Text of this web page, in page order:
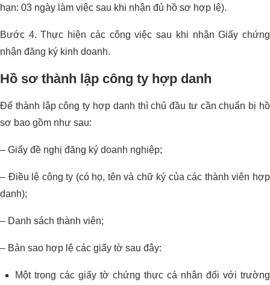
hạn: 03 ngày làm việc sau khi nhận đủ hồ sơ hợp lệ).
Bước 4. Thực hiện các công việc sau khi nhận Giấy chứng
nhận đăng ký kinh doanh.
Hồ sơ thành lập công ty hợp danh
Để thành lập công ty hợp danh thì chủ đầu tư cần chuẩn bị hồ
sơ bao gồm như sau:
– Giấy đề nghị đăng ký doanh nghiệp;
– Điều lệ công ty (có họ, tên và chữ ký của các thành viên hợp
danh);
– Danh sách thành viên;
– Bản sao hợp lệ các giấy tờ sau đây:
Một trong các giấy tờ chứng thực cá nhân đối với trường